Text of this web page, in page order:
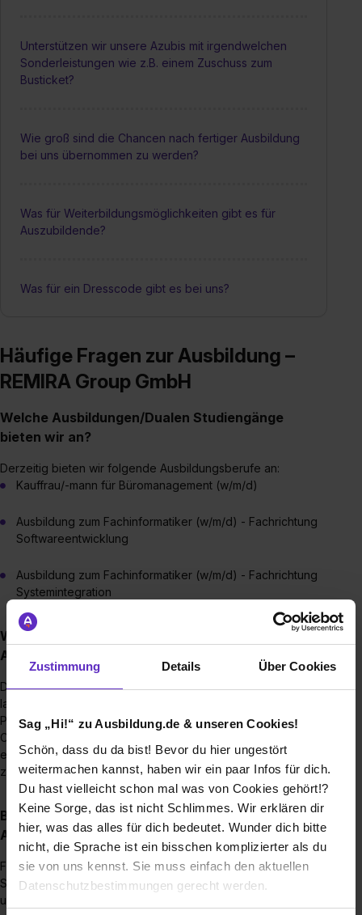
Zustimmung Details Über Cookies
Sag „Hi!“ zu Ausbildung.de & unseren Cookies!
Schön, dass du da bist! Bevor du hier ungestört
weitermachen kannst, haben wir ein paar Infos für dich.
Du hast vielleicht schon mal was von Cookies gehört!?
Keine Sorge, das ist nicht Schlimmes. Wir erklären dir
hier, was das alles für dich bedeutet. Wunder dich bitte
nicht, die Sprache ist ein bisschen komplizierter als du
sie von uns kennst. Sie muss einfach den aktuellen
Datenschutzbestimmungen gerecht werden.
Unterstützen wir unsere Azubis mit irgendwelchen
Sonderleistungen wie z.B. einem Zuschuss zum
Busticket?
Wie groß sind die Chancen nach fertiger Ausbildung
bei uns übernommen zu werden?
Was für Weiterbildungsmöglichkeiten gibt es für
Auszubildende?
Was für ein Dresscode gibt es bei uns?
Häufige Fragen zur Ausbildung –
REMIRA Group GmbH
Welche Ausbildungen/Dualen Studiengänge
bieten wir an?
Derzeitig bieten wir folgende Ausbildungsberufe an:
Kauffrau/-mann für Büromanagement (w/m/d)
Ausbildung zum Fachinformatiker (w/m/d) - Fachrichtung
Softwareentwicklung
Ausbildung zum Fachinformatiker (w/m/d) - Fachrichtung
Systemintegration
Wie sieht der Bewerbungsprozess für eine
Ausbildungsstelle bei uns aus?
Du bewirbst dich bei uns. Wir sichten Deine Unterlagen und
laden Dich zu einem lockeren Gespräch mit unserer
Personalreferentin und dem Ausbilder ein. Stimmt die
Chemie, werden wir Dich zum abschließenden Termin
einladen und freuen uns Dich schon bald in unserem Team
zu begrüßen.
Bis wann muss man sich für einen
Ausbildungsplatz bewerben?
Für gute und sympathische Azubis ist bei uns immer Platz.
Scheue Dich nicht, Dich auch noch im letzten Moment bei
uns zu bewerben.